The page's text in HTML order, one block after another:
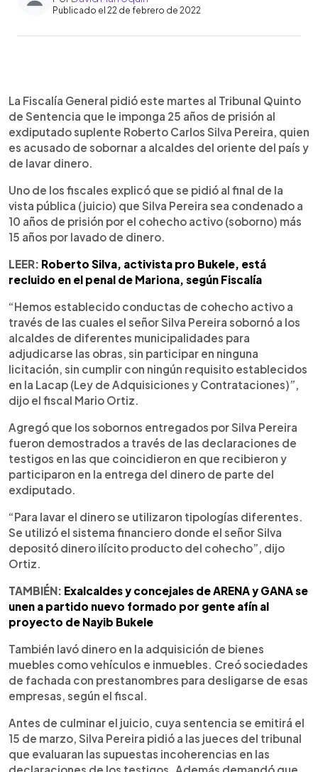
Publicado el 22 de febrero de 2022
► Escuchar artículo
La Fiscalía General pidió este martes al Tribunal Quinto
de Sentencia que le imponga 25 años de prisión al
exdiputado suplente Roberto Carlos Silva Pereira, quien
es acusado de sobornar a alcaldes del oriente del país y
de lavar dinero.
Uno de los fiscales explicó que se pidió al final de la
vista pública (juicio) que Silva Pereira sea condenado a
10 años de prisión por el cohecho activo (soborno) más
15 años por lavado de dinero.
LEER: Roberto Silva, activista pro Bukele, está
recluido en el penal de Mariona, según Fiscalía
“Hemos establecido conductas de cohecho activo a
través de las cuales el señor Silva Pereira sobornó a los
alcaldes de diferentes municipalidades para
adjudicarse las obras, sin participar en ninguna
licitación, sin cumplir con ningún requisito establecidos
en la Lacap (Ley de Adquisiciones y Contrataciones)”,
dijo el fiscal Mario Ortiz.
Agregó que los sobornos entregados por Silva Pereira
fueron demostrados a través de las declaraciones de
testigos en las que coincidieron en que recibieron y
participaron en la entrega del dinero de parte del
exdiputado.
“Para lavar el dinero se utilizaron tipologías diferentes.
Se utilizó el sistema financiero donde el señor Silva
depositó dinero ilícito producto del cohecho”, dijo
Ortiz.
TAMBIÉN: Exalcaldes y concejales de ARENA y GANA se
unen a partido nuevo formado por gente afín al
proyecto de Nayib Bukele
También lavó dinero en la adquisición de bienes
muebles como vehículos e inmuebles. Creó sociedades
de fachada con prestanombres para desligarse de esas
empresas, según el fiscal.
Antes de culminar el juicio, cuya sentencia se emitirá el
15 de marzo, Silva Pereira pidió a las jueces del tribunal
que evaluaran las supuestas incoherencias en las